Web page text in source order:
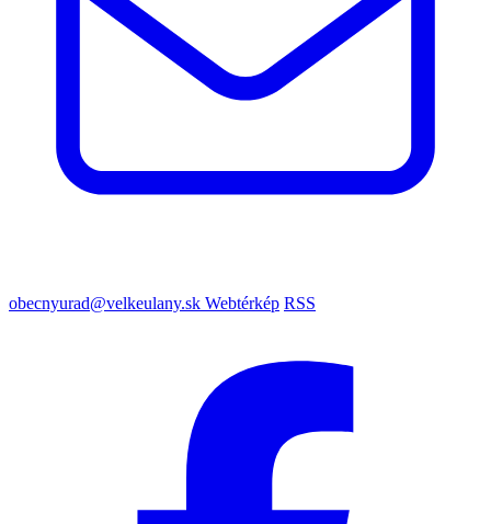
obecnyurad@velkeulany.sk Webtérkép RSS